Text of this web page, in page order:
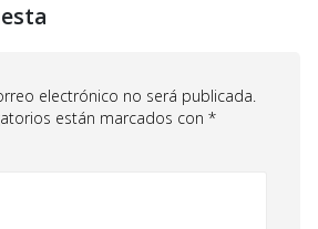
electrónico no será publicada.
están marcados con *